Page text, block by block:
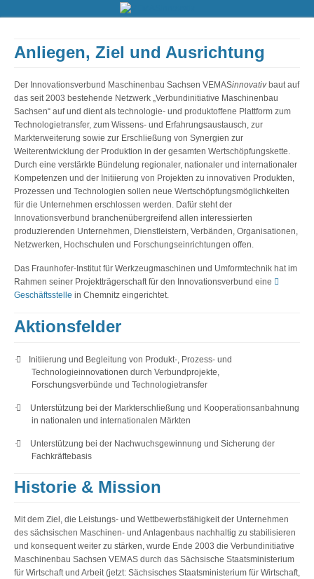
Anliegen, Ziel und Ausrichtung
Der Innovationsverbund Maschinenbau Sachsen VEMASinnovativbaut auf
das seit 2003 bestehende Netzwerk „Verbundinitiative Maschinenbau
Sachsen“ auf und dient als technologie- und produktoffene Plattform zum
Technologietransfer, zum Wissens- und Erfahrungsaustausch, zur
Markterweiterung sowie zur Erschließung von Synergien zur
Weiterentwicklung der Produktion in der gesamten Wertschöpfungskette.
Durch eine verstärkte Bündelung regionaler, nationaler und internationaler
Kompetenzen und der Initiierung von Projekten zu innovativen Produkten,
Prozessen und Technologien sollen neue Wertschöpfungsmöglichkeiten
für die Unternehmen erschlossen werden. Dafür steht der
Innovationsverbund branchenübergreifend allen interessierten
produzierenden Unternehmen, Dienstleistern, Verbänden, Organisationen,
Netzwerken, Hochschulen und Forschungseinrichtungen offen.
Das Fraunhofer-Institut für Werkzeugmaschinen und Umformtechnik hat im
Rahmen seiner Projektträgerschaft für den Innovationsverbund eine
Geschäftsstelle in Chemnitz eingerichtet.
Aktionsfelder
·
Initiierung und Begleitung von Produkt-, Prozess- und
Technologieinnovationen durch Verbundprojekte,
Forschungsverbünde und Technologietransfer
·
Unterstützung bei der Markterschließung und Kooperationsanbahnung
in nationalen und internationalen Märkten
·
Unterstützung bei der Nachwuchsgewinnung und Sicherung der
Fachkräftebasis
Historie & Mission
Mit dem Ziel, die Leistungs- und Wettbewerbsfähigkeit der Unternehmen
des sächsischen Maschinen- und Anlagenbaus nachhaltig zu stabilisieren
und konsequent weiter zu stärken, wurde Ende 2003 die Verbundinitiative
Maschinenbau Sachsen VEMAS durch das Sächsische Staatsministerium
für Wirtschaft und Arbeit (jetzt: Sächsisches Staatsministerium für Wirtschaft,